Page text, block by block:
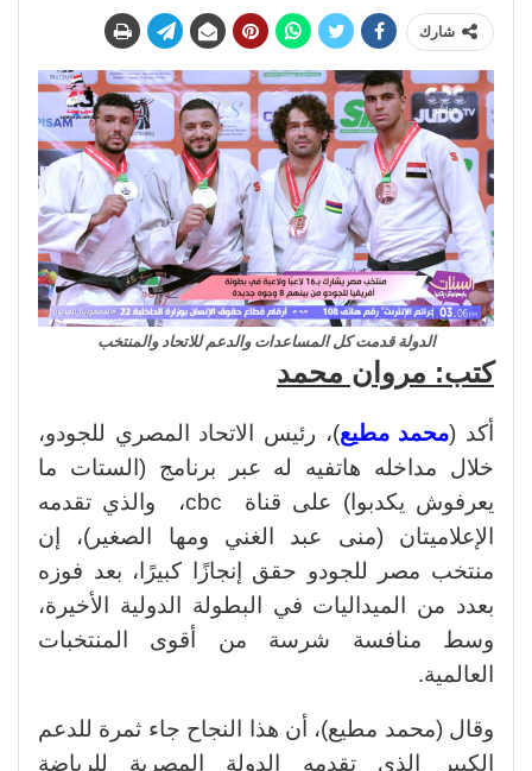
شارك
الدولة قدمت كل المساعدات والدعم للاتحاد والمنتخب
كتب: مروان محمد
أكد (محمد مطيع)، رئيس الاتحاد المصري للجودو،
خلال مداخله هاتفيه له عبر برنامج (الستات ما
يعرفوش يكدبوا) على قناة cbc، والذي تقدمه
الإعلاميتان (منى عبد الغني ومها الصغير)، إن
منتخب مصر للجودو حقق إنجازًا كبيرًا، بعد فوزه
بعدد من الميداليات في البطولة الدولية الأخيرة،
وسط منافسة شرسة من أقوى المنتخبات
العالمية.
وقال (محمد مطيع)، أن هذا النجاح جاء ثمرة للدعم
الكبير الذي تقدمه الدولة المصرية للرياضة